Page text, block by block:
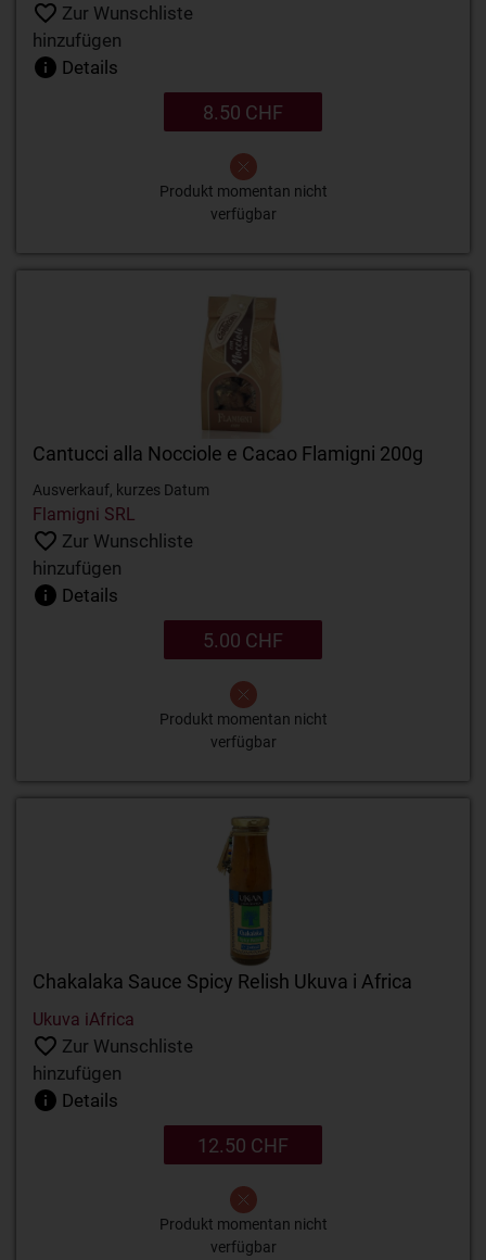
Zur Wunschliste
hinzufügen
Details
8.50 CHF
Produkt momentan nicht
verfügbar
Cantucci alla Nocciole e Cacao Flamigni 200g
Ausverkauf, kurzes Datum
Flamigni SRL
Zur Wunschliste
hinzufügen
Details
5.00 CHF
Produkt momentan nicht
verfügbar
Chakalaka Sauce Spicy Relish Ukuva i Africa
Ukuva iAfrica
Zur Wunschliste
hinzufügen
Details
12.50 CHF
Produkt momentan nicht
verfügbar